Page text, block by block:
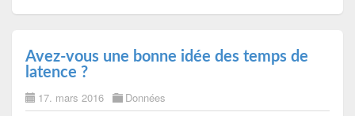
Avez-vous une bonne idée des temps de
latence ?
17. mars 2016 Données